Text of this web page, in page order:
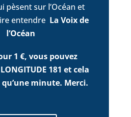
pèsent sur l’Océan et
entendre La Voix de
l’Océan
1 €, vous pouvez
181 et cela
minute. Merci.